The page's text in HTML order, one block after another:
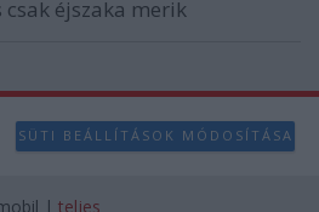
éjszaka merik
SÜTI BEÁLLÍTÁSOK MÓDOSÍTÁSA
| teljes